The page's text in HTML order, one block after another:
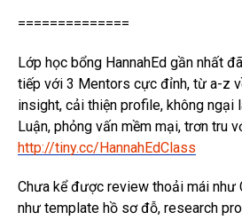
==============
Lớp học bổng HannahEd gần nhất
tiếp với 3 Mentors cực đỉnh, từ a-z
insight, cải thiện profile, không ngại
Luận, phỏng vấn mềm mại, trơn tru
http://tiny.cc/HannahEdClass
Chưa kể được review thoải mái như
như template hồ sơ đỗ, research